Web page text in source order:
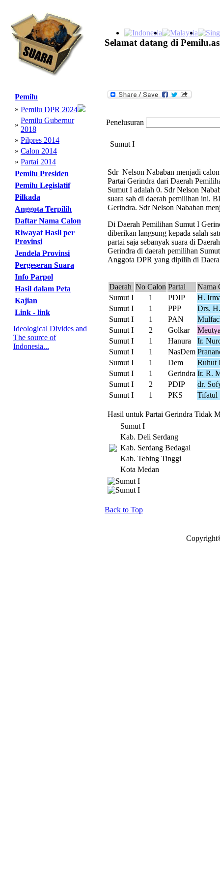
Selamat datang di
Pemilu
» Pemilu DPR 2024
»
Pemilu Gubernur
2018
» Pilpres 2014
» Calon 2014
» Partai 2014
Pemilu Presiden
Pemilu Legislatif
Pilkada
Anggota Terpilih
Daftar Nama Calon
Riwayat Hasil per
Provinsi
Jendela Provinsi
Pergeseran Suara
Info Parpol
Hasil dalam Peta
Kajian
Link - link
Ideological Divides and
The source of
Indonesia...
Penelusuran
Sumut I
Sdr Nelson Nababan menjadi
Partai Gerindra dari Daerah
Sumut I adalah 0. Sdr Nelson
suara sah di daerah pemilihan ini.
Gerindra. Sdr Nelson Nababan
Di Daerah Pemilihan Sumut I
diberikan langsung kepada salah
partai saja sebanyak suara di
Gerindra di daerah pemilihan
Anggota DPR yang dipilih di
Daerah No Calon Partai
Nama
Sumut I
1 PDIP
H.
Sumut I
1 PPP
Drs.
Sumut I
1 PAN
Sumut I
2 Golkar
Sumut I
1 Hanura
Ir.
Sumut I
1 NasDem
Sumut I
1 Dem
Ruhut
Sumut I
1 Gerindra Ir. R.
Sumut I
2 PDIP
dr.
Sumut I
1 PKS Tifatul
Hasil untuk Partai Gerindra Tidak
Sumut I
Kab. Deli Serdang
Kab. Serdang Bedagai
Kab. Tebing Tinggi
Kota Medan
Back to Top